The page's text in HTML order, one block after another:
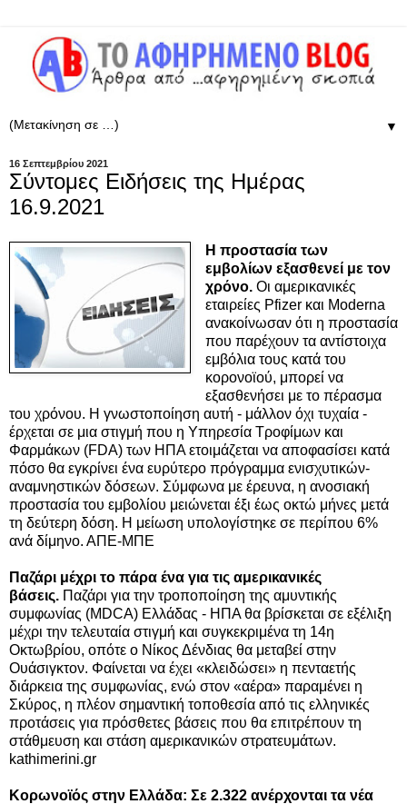
▼
16 Σεπτεμβρίου 2021
Σύντομες Ειδήσεις της Ημέρας
16.9.2021
Η προστασία των
εμβολίων εξασθενεί με τον
χρόνο.Οι αμερικανικές
εταιρείες Pfizer και Moderna
ανακοίνωσαν ότι η προστασία
που παρέχουν τα αντίστοιχα
εμβόλια τους κατά του
κορονοϊού, μπορεί να
εξασθενήσει με το πέρασμα
του χρόνου. Η γνωστοποίηση αυτή - μάλλον όχι τυχαία -
έρχεται σε μια στιγμή που η Υπηρεσία Τροφίμων και
Φαρμάκων (FDA) των ΗΠΑ ετοιμάζεται να αποφασίσει κατά
πόσο θα εγκρίνει ένα ευρύτερο πρόγραμμα ενισχυτικών-
αναμνηστικών δόσεων. Σύμφωνα με έρευνα, η ανοσιακή
προστασία του εμβολίου μειώνεται έξι έως οκτώ μήνες μετά
τη δεύτερη δόση. Η μείωση υπολογίστηκε σε περίπου 6%
ανά δίμηνο. ΑΠΕ-ΜΠΕ
Παζάρι μέχρι το πάρα ένα για τις αμερικανικές
βάσεις. Παζάρι για την τροποποίηση της αμυντικής
συμφωνίας (MDCA) Ελλάδας - ΗΠΑ θα βρίσκεται σε εξέλιξη
μέχρι την τελευταία στιγμή και συγκεκριμένα τη 14η
Οκτωβρίου, οπότε ο Νίκος Δένδιας θα μεταβεί στην
Ουάσιγκτον. Φαίνεται να έχει «κλειδώσει» η πενταετής
διάρκεια της συμφωνίας, ενώ στον «αέρα» παραμένει η
Σκύρος, η πλέον σημαντική τοποθεσία από τις ελληνικές
προτάσεις για πρόσθετες βάσεις που θα επιτρέπουν τη
στάθμευση και στάση αμερικανικών στρατευμάτων.
kathimerini.gr
Κορωνοϊός στην Ελλάδα: Σε 2.322 ανέρχονται τα νέα